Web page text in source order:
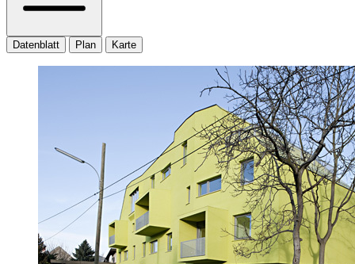
Datenblatt Plan Karte